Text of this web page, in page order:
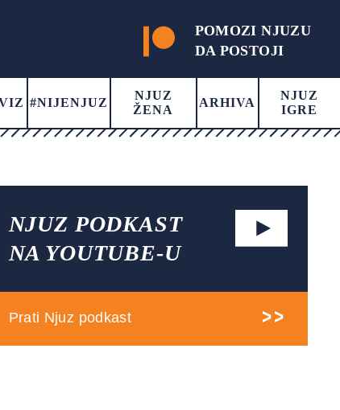
POMOZI NJUZU
DA POSTOJI
#NIJENJUZ
NJUZ
ŽENA
ARHIVA
NJUZ
IGRE
NJUZ PODKAST
NA YOUTUBE-U
Prati Njuz podkast